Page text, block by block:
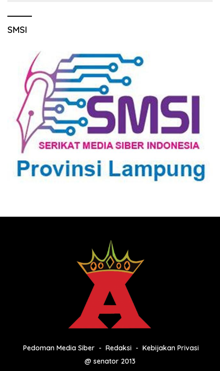
SMSI
Pedoman Media Siber Redaksi
Kebijakan Privasi
@ senator 2013